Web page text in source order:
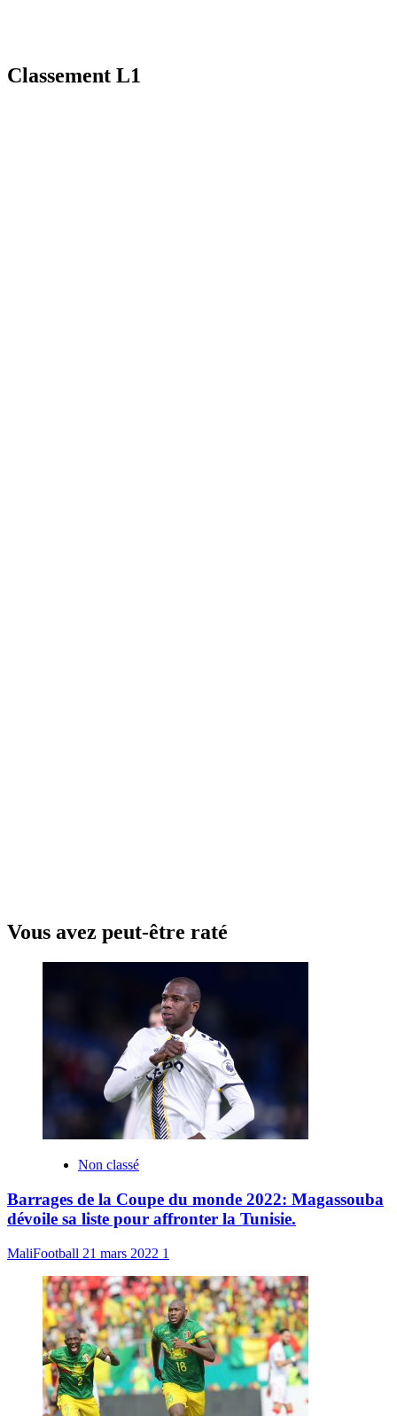
Classement L1
Vous avez peut-être raté
Non classé
Barrages de la Coupe du monde 2022: Magassouba
dévoile sa liste pour affronter la Tunisie.
MaliFootball 21 mars 2022 1